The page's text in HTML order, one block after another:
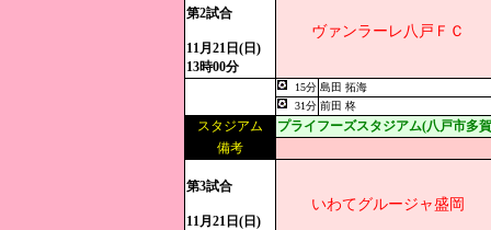
第2試合
11月21日(日)
13時00分
ヴァンラーレ八戸ＦＣ
15分 島田 拓海
31分 前田 柊
スタジアム
プライフーズスタジアム(八戸市多
備考
第3試合
11月21日(日)
いわてグルージャ盛岡